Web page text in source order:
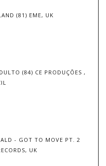
(81) EME, UK
(84) CE PRODUÇÕES ,
- GOT TO MOVE PT. 2
UK